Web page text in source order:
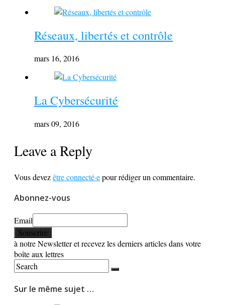
Réseaux, libertés et contrôle
mars 16, 2016
La Cybersécurité
mars 09, 2016
Leave a Reply
Vous devezêtre connecté·epour rédiger un commentaire.
Abonnez-vous
Email
à notre Newsletter et recevez les derniers articles dans votre
boîte aux lettres
Sur le même sujet …